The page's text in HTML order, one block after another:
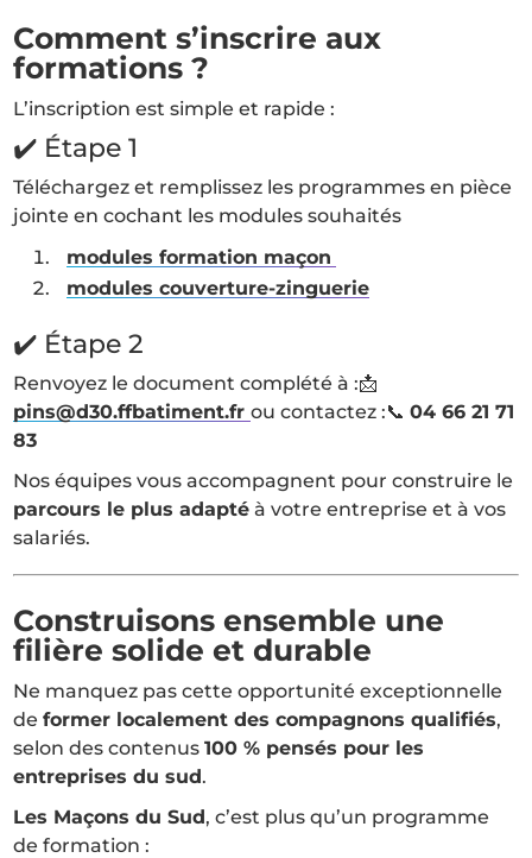
Comment s’inscrire aux
formations ?
L’inscription est simple et rapide :
✔️ Étape 1
Téléchargez et remplissez les programmes en pièce
jointe en cochant les modules souhaités
modules formation maçon
modules couverture-zinguerie
✔️ Étape 2
Renvoyez le document complété à :📩
pins@d30.ffbatiment.frou contactez :📞04 66 21 71
83
Nos équipes vous accompagnent pour construire le
parcours le plus adapté à votre entreprise et à vos
salariés.
Construisons ensemble une
filière solide et durable
Ne manquez pas cette opportunité exceptionnelle
deformer localement des compagnons qualifiés,
selon des contenus100 % pensés pour les
entreprises du sud.
Les Maçons du Sud, c’est plus qu’un programme
de formation :